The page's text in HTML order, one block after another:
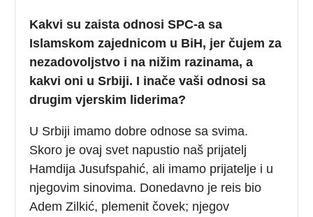
Kakvi su zaista odnosi SPC-a sa
Islamskom zajednicom u BiH, jer čujem za
nezadovoljstvo i na nižim razinama, a
kakvi oni u Srbiji. I inače vaši odnosi sa
drugim vjerskim liderima?
U Srbiji imamo dobre odnose sa svima.
Skoro je ovaj svet napustio naš prijatelj
Hamdija Jusufspahić, ali imamo prijatelje i u
njegovim sinovima. Donedavno je reis bio
Adem Zilkić, plemenit čovek; njegov